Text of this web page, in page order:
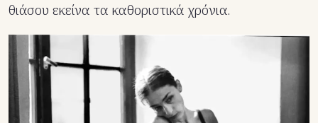
θιάσου εκείνα τα καθοριστικά χρόνια.